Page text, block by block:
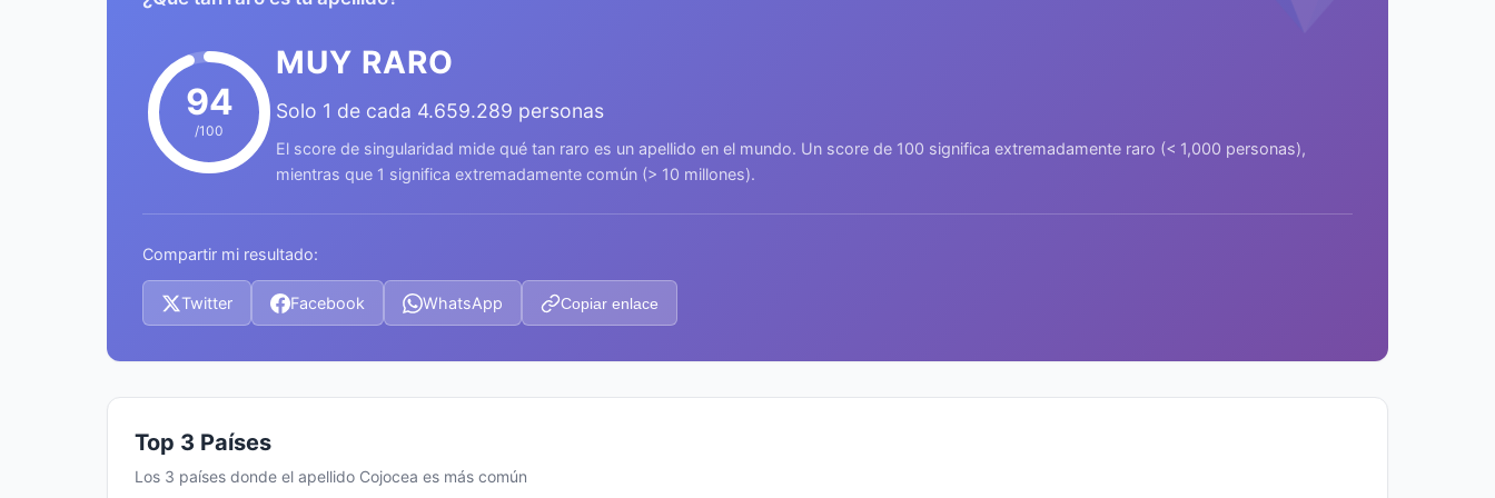
94
/100
MUY RARO
Solo 1 de cada 4.659.289 personas
El score de singularidad mide qué tan raro es un apellido en el mundo. Un score de 100 significa extremadamente raro (< 1,000 personas),
mientras que 1 significa extremadamente común (> 10 millones).
Compartir mi resultado:
Twitter Facebook WhatsApp Copiar enlace
Top 3 Países
Los 3 países donde el apellido Cojocea es más común